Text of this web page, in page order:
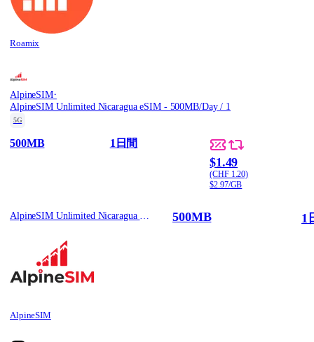
Roamix
AlpineSIM·
AlpineSIM Unlimited Nicaragua eSIM - 500MB/Day / 1
5G
500MB 1日間
$1.49
(CHF 1.20)
$2.97/GB
AlpineSIM
500MB 1